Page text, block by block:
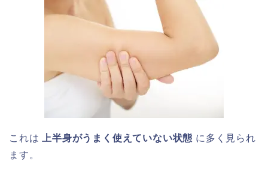
これは 上半身がうまく使えていない状態 に多く見られ
ます。